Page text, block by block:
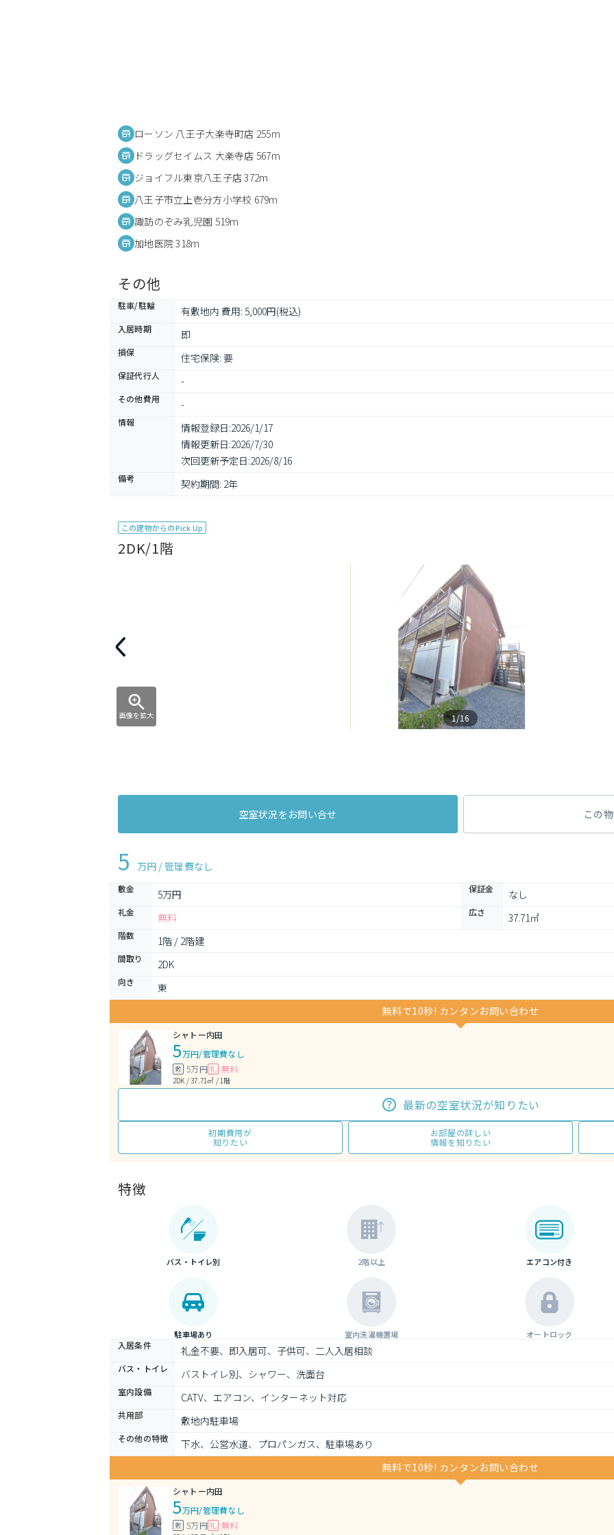
ローソン 八王子大楽寺町店 255m
ドラッグセイムス 大楽寺店 567m
ジョイフル東京八王子店 372m
八王子市立上壱分方小学校 679m
諏訪のぞみ乳児園 519m
加地医院 318m
その他
駐車/駐輪 有敷地内 費用: 5,000円(税込)
入居時期 即
損保 住宅保険: 要
保証代行人 -
その他費用 -
情報 情報登録日:2026/1/17
情報更新日:2026/7/30
次回更新予定日:2026/8/16
備考 契約期間: 2年
この建物からのPick Up
2DK/1階
画像を拡大 1/16
空室状況をお問い合せ この
5 万円 / 管理費なし
敷金 5万円 保証金 なし
礼金 無料 広さ 37.71㎡
階数 1階 / 2階建
間取り 2DK
向き
東
無料で10秒! カンタンお問い合わせ
シャトー内田
5万円/管理費なし
敷 5万円 礼 無料
2DK / 37.71㎡ / 1階
最新の空室状況が知りたい
初期費用が
知りたい
お部屋の詳しい
情報を知りたい
特徴
バス・トイレ別 2階以上 エアコン付き
駐車場あり 室内洗濯機置場 オートロック
入居条件 礼金不要、即入居可、子供可、二人入居相談
バス・トイレ バストイレ別、シャワー、洗面台
室内設備 CATV、エアコン、インターネット対応
共用部 敷地内駐車場
その他の特徴
下水、公営水道、プロパンガス、駐車場あり
無料で10秒! カンタンお問い合わせ
シャトー内田
5万円/管理費なし
敷 5万円 礼 無料